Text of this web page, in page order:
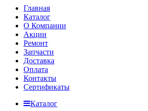
Главная
Каталог
О Компании
Акции
Ремонт
Запчасти
Доставка
Оплата
Контакты
Сертификаты
Каталог